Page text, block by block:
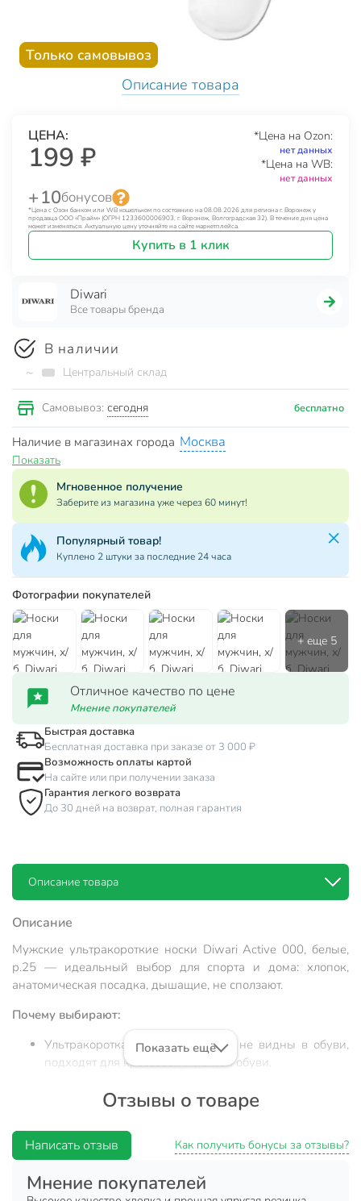
Только самовывоз
Описание товара
ЦЕНА:
199 ₽
*Цена на Ozon:
нет данных
*Цена на WB:
нет данных
+ 10бонусов
*Цена с Озон банком или WB кошельком по состоянию на 08.08.2026 для региона г. Воронеж у
продавца ООО «Прайм» (ОГРН 1233600006903, г. Воронеж, Волгоградская 32). В течение дня цена
может изменяться. Актуальную цену уточняйте на сайте маркетплейса.
Купить в 1 клик
Diwari
Все товары бренда
В наличии
~ Центральный склад
Самовывоз: сегодня бесплатно
Наличие в магазинах города Москва
Показать
Мгновенное получение
Заберите из магазина уже через 60 минут!
Популярный товар!
Куплено 2 штуки за последние 24 часа
Фотографии покупателей
Отличное качество по цене
Мнение покупателей
Быстрая доставка
Бесплатная доставка при заказе от 3 000 ₽
Возможность оплаты картой
На сайте или при получении заказа
Гарантия легкого возврата
До 30 дней на возврат, полная гарантия
Описание товара
Описание
Мужские ультракороткие носки Diwari Active 000, белые,
р.25 — идеальный выбор для спорта и дома: хлопок,
анатомическая посадка, дышащие, не сползают.
Почему выбирают:
Ультракороткая форма — носки не видны в обуви,
подходят для кроссовок и летней обуви.
размер 25, тонкая дышащая ткань, не натирает.
Подходят для бега, прогулок, дома, дачи —
универсальный аксессуар для активных мужчин.
Носки Diwari Active 000 — это мужские ультракороткие
носки из хлопка, которые обеспечивают максимальный
Показать ещё
Отзывы о товаре
Написать отзыв Как получить бонусы за отзывы?
Мнение покупателей